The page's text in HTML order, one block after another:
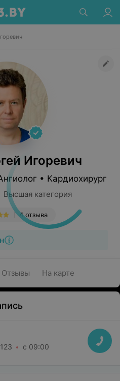
Игоревич
• Кардиохирург
категория
4 отзыва
Отзывы На карте
с 09:00